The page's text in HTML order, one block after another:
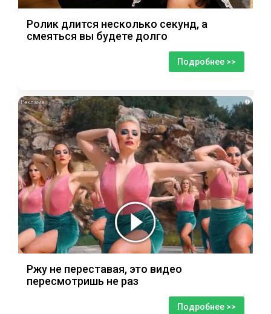
Ролик длится несколько секунд, а
смеяться вы будете долго
Подробнее >>
i
Ржу не переставая, это видео
пересмотришь не раз
Подробнее >>